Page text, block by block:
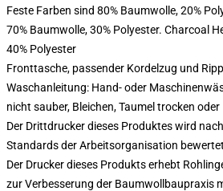
Feste Farben sind 80% Baumwolle, 20%
70% Baumwolle, 30% Polyester. Charcoal
40% Polyester
Fronttasche, passender Kordelzug und
Waschanleitung: Hand- oder
nicht sauber, Bleichen, Taumel trocken
Der Drittdrucker dieses Produktes wird
Standards der Arbeitsorganisation
Der Drucker dieses Produkts erhebt
zur Verbesserung der Baumwollbaupraxis